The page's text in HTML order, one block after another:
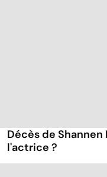
Décès de
l'actrice ?